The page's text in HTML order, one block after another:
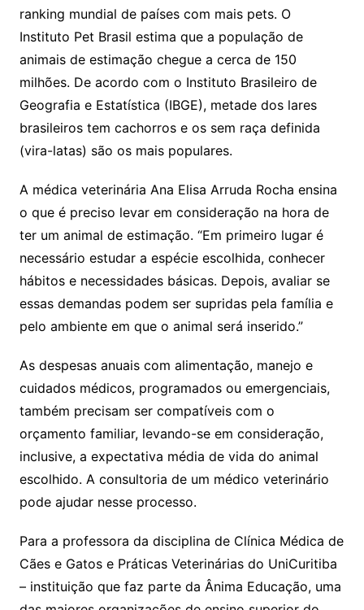
ranking mundial de países com mais pets. O
Instituto Pet Brasil estima que a população de
animais de estimação chegue a cerca de 150
milhões. De acordo com o Instituto Brasileiro de
Geografia e Estatística (IBGE), metade dos lares
brasileiros tem cachorros e os sem raça definida
(vira-latas) são os mais populares.
A médica veterinária Ana Elisa Arruda Rocha ensina
o que é preciso levar em consideração na hora de
ter um animal de estimação. “Em primeiro lugar é
necessário estudar a espécie escolhida, conhecer
hábitos e necessidades básicas. Depois, avaliar se
essas demandas podem ser supridas pela família e
pelo ambiente em que o animal será inserido.”
As despesas anuais com alimentação, manejo e
cuidados médicos, programados ou emergenciais,
também precisam ser compatíveis com o
orçamento familiar, levando-se em consideração,
inclusive, a expectativa média de vida do animal
escolhido. A consultoria de um médico veterinário
pode ajudar nesse processo.
Para a professora da disciplina de Clínica Médica de
Cães e Gatos e Práticas Veterinárias do UniCuritiba
– instituição que faz parte da Ânima Educação, uma